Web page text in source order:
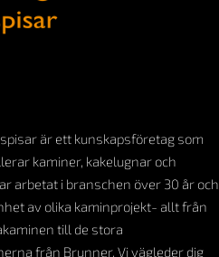
är ett kunskapsföretag som
kaminer, kakelugnar och
arbetat i branschen över 30 år och
av olika kaminprojekt- allt från
till de stora
från Brunner. Vi vägleder dig